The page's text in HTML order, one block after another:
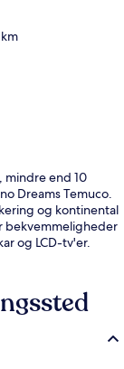
mindre end 10
Dreams Temuco.
og kontinental
bekvemmeligheder
og LCD-tv'er.